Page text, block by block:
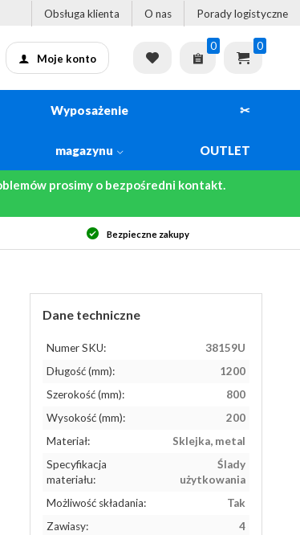
Obsługa klienta O nas Porady logistyczne
Moje konto
0 0
Wyposażenie
magazynu
✂
OUTLET
prosimy o bezpośredni kontakt.
Bezpieczne zakupy
Dane techniczne
Numer SKU:
38159U
Długość (mm):
1200
Szerokość (mm):
800
Wysokość (mm):
200
Materiał:
Sklejka, metal
Specyfikacja
materiału:
Ślady
użytkowania
Możliwość składania:
Tak
Zawiasy:
4